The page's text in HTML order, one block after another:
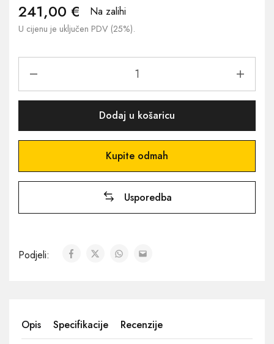
241,00 € Na zalihi
U cijenu je uključen PDV (25%).
Dodaj u košaricu
Kupite odmah
Usporedba
Podjeli:
Opis Specifikacije Recenzije